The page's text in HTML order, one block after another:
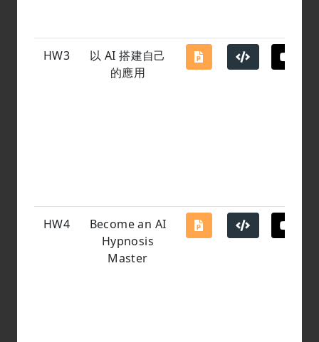
HW3
以 AI 搭建自己
的應用
HW4
Become an AI
Hypnosis
Master